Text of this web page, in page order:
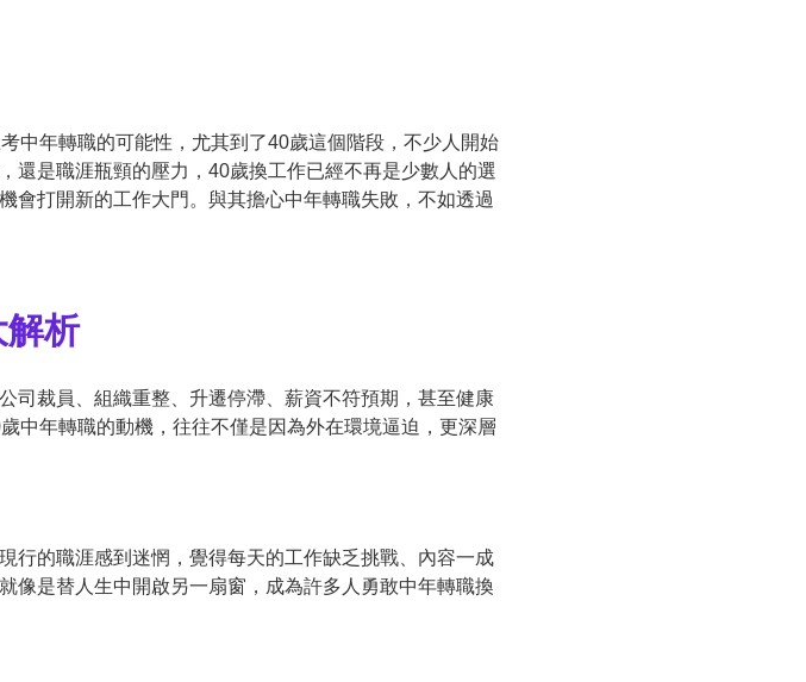
中年轉職的可能性，尤其到了40歲這個階段，不少人開始
還是職涯瓶頸的壓力，40歲換工作已經不再是少數人的選
會打開新的工作大門。與其擔心中年轉職失敗，不如透過
析
司裁員、組織重整、升遷停滯、薪資不符預期，甚至健康
中年轉職的動機，往往不僅是因為外在環境逼迫，更深層
行的職涯感到迷惘，覺得每天的工作缺乏挑戰、內容一成
像是替人生中開啟另一扇窗，成為許多人勇敢中年轉職換